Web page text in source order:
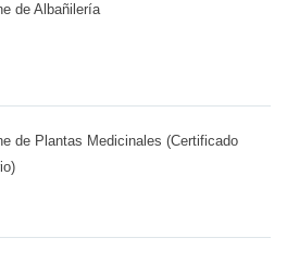
de Albañilería
de Plantas Medicinales (Certificado